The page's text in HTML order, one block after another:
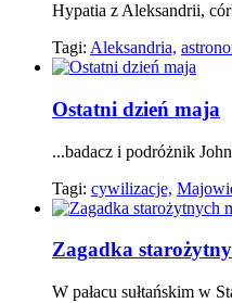
Hypatia z Aleksandrii,
Tagi: Aleksandria,
Ostatni dzień maja
...badacz i podróżnik
Tagi: cywilizacje,
Zagadka
W pałacu sułtańskim w